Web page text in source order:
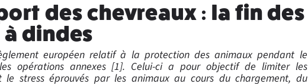
des chevreaux : la fin des
dindes
européen relatif à la protection des animaux pendant le
opérations annexes [1]. Celui-ci a pour objectif de limiter les
le stress éprouvés par les animaux au cours du chargement, du